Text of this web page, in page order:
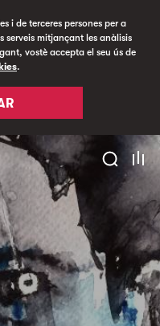
i de terceres persones per a
serveis mitjançant les anàlisis
vostè accepta el seu ús de
.